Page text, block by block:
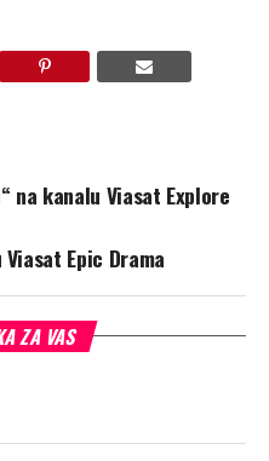
na kanalu Viasat Explore
Epic Drama
ZA VAS